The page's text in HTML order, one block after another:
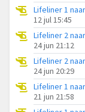
Lifeliner 1
12 jul 15:45
Lifeliner 2
24 jun 21:12
Lifeliner 2
24 jun 20:29
Lifeliner 1
21 jun 21:58